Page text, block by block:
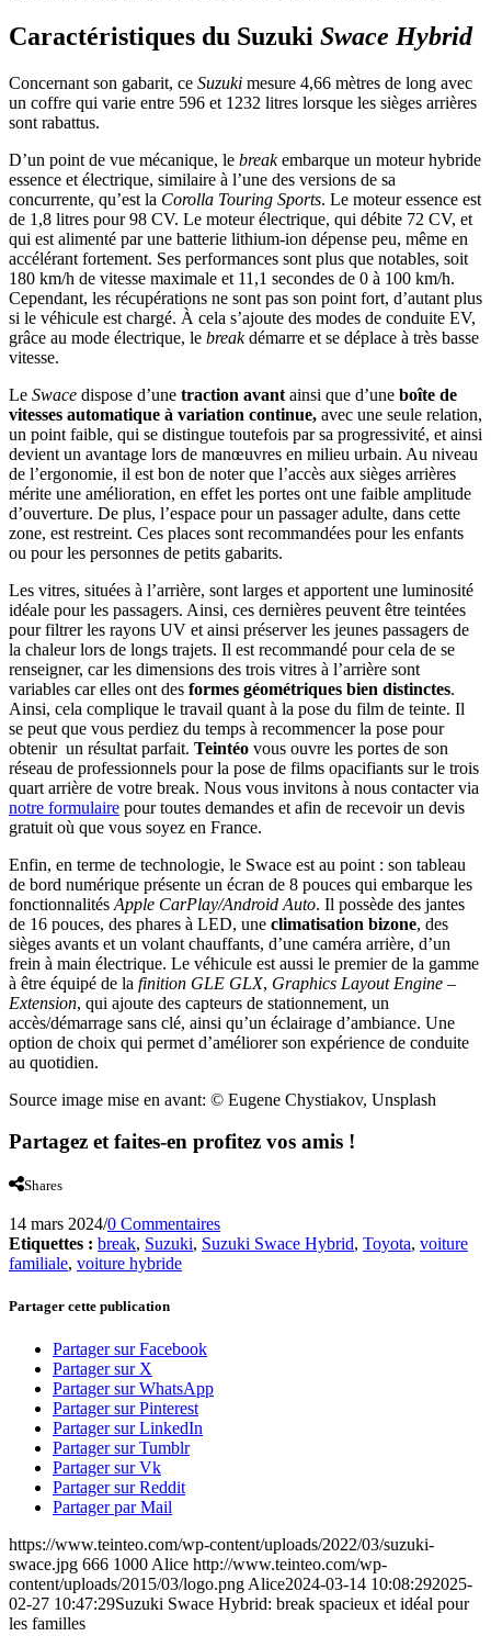
Caractéristiques du Suzuki Swace Hybrid
Concernant son gabarit, ce Suzuki mesure 4,66 mètres de long avec
un coffre qui varie entre 596 et 1232 litres lorsque les sièges arrières
sont rabattus.
D’un point de vue mécanique, le breakembarque un moteur hybride
essence et électrique, similaire à l’une des versions de sa
concurrente, qu’est la Corolla Touring Sports. Le moteur essence est
de 1,8 litres pour 98 CV. Le moteur électrique, qui débite 72 CV, et
qui est alimenté par une batterie lithium-ion dépense peu, même en
accélérant fortement. Ses performances sont plus que notables, soit
180 km/h de vitesse maximale et 11,1 secondes de 0 à 100 km/h.
Cependant, les récupérations ne sont pas son point fort, d’autant plus
si le véhicule est chargé. À cela s’ajoute des modes de conduite EV,
grâce au mode électrique, le breakdémarre et se déplace à très basse
vitesse.
Le Swace dispose d’une traction avant ainsi que d’une boîte de
vitesses automatique à variation continue, avec une seule relation,
un point faible, qui se distingue toutefois par sa progressivité, et ainsi
devient un avantage lors de manœuvres en milieu urbain. Au niveau
de l’ergonomie, il est bon de noter que l’accès aux sièges arrières
mérite une amélioration, en effet les portes ont une faible amplitude
d’ouverture. De plus, l’espace pour un passager adulte, dans cette
zone, est restreint. Ces places sont recommandées pour les enfants
ou pour les personnes de petits gabarits.
Les vitres, situées à l’arrière, sont larges et apportent une luminosité
idéale pour les passagers. Ainsi, ces dernières peuvent être teintées
pour filtrer les rayons UV et ainsi préserver les jeunes passagers de
la chaleur lors de longs trajets. Il est recommandé pour cela de se
renseigner, car les dimensions des trois vitres à l’arrière sont
variables car elles ont des formes géométriques bien distinctes.
Ainsi, cela complique le travail quant à la pose du film de teinte. Il
se peut que vous perdiez du temps à recommencer la pose pour
obtenir un résultat parfait. Teintéo vous ouvre les portes de son
réseau de professionnels pour la pose de films opacifiants sur le trois
quart arrière de votre break. Nous vous invitons à nous contacter via
notre formulaire pour toutes demandes et afin de recevoir un devis
gratuit où que vous soyez en France.
Enfin, en terme de technologie, le Swace est au point : son tableau
de bord numérique présente un écran de 8 pouces qui embarque les
fonctionnalités Apple CarPlay/Android Auto. Il possède des jantes
de 16 pouces, des phares à LED, une climatisation bizone, des
sièges avants et un volant chauffants, d’une caméra arrière, d’un
frein à main électrique. Le véhicule est aussi le premier de la gamme
à être équipé de la finition GLE GLX, Graphics Layout Engine –
Extension, qui ajoute des capteurs de stationnement, un
accès/démarrage sans clé, ainsi qu’un éclairage d’ambiance. Une
option de choix qui permet d’améliorer son expérience de conduite
au quotidien.
Source image mise en avant: © Eugene Chystiakov, Unsplash
Partagez et faites-en profitez vos amis !
Shares
14 mars 2024/0 Commentaires
Etiquettes : break, Suzuki, Suzuki Swace Hybrid, Toyota, voiture
familiale, voiture hybride
Partager cette publication
Partager sur Facebook
Partager sur X
Partager sur WhatsApp
Partager sur Pinterest
Partager sur LinkedIn
Partager sur Tumblr
Partager sur Vk
Partager sur Reddit
Partager par Mail
https://www.teinteo.com/wp-content/uploads/2022/03/suzuki-
swace.jpg 666 1000Alice http://www.teinteo.com/wp-
content/uploads/2015/03/logo.pngAlice2024-03-14 10:08:292025-
02-27 10:47:29Suzuki Swace Hybrid: break spacieux et idéal pour
les familles